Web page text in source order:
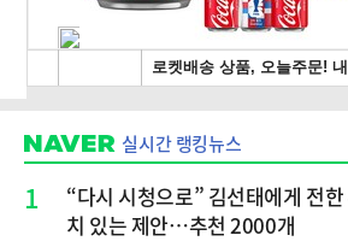
실시간 랭킹뉴스
1
“다시 시청으로” 김선태에게 전
치 있는 제안…추천 2000개